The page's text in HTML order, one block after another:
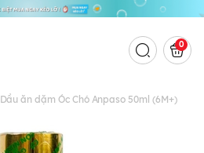
0
Dầu ăn dặm Óc Chó Anpaso 50ml (6M+)